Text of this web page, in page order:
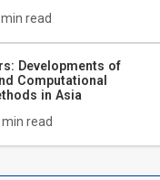
min read
Developments of
Computational
in Asia
min read